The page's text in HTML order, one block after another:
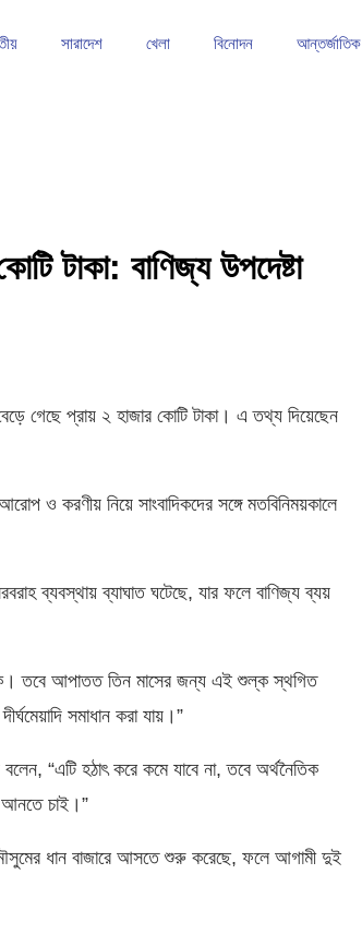
সারাদেশ খেলা বিনোদন আন্তর্জাতিক
টাকা: বাণিজ্য উপদেষ্টা
বেড়ে গেছে প্রায় ২ হাজার কোটি টাকা। এ তথ্য দিয়েছেন
ও করণীয় নিয়ে সাংবাদিকদের সঙ্গে মতবিনিময়কালে
ব্যবস্থায় ব্যাঘাত ঘটেছে, যার ফলে বাণিজ্য ব্যয়
তবে আপাতত তিন মাসের জন্য এই শুল্ক স্থগিত
সমাধান করা যায়।”
“এটি হঠাৎ করে কমে যাবে না, তবে অর্থনৈতিক
আনতে চাই।”
ধান বাজারে আসতে শুরু করেছে, ফলে আগামী দুই